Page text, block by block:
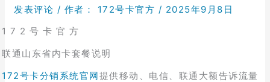
发表评论 / 作者： 172号卡官方 / 2025年9月8日
1 7 2 号 卡 官 方
联通山东省内卡套餐说明
172号卡分销系统官网提供移动、电信、联通大额告诉流量